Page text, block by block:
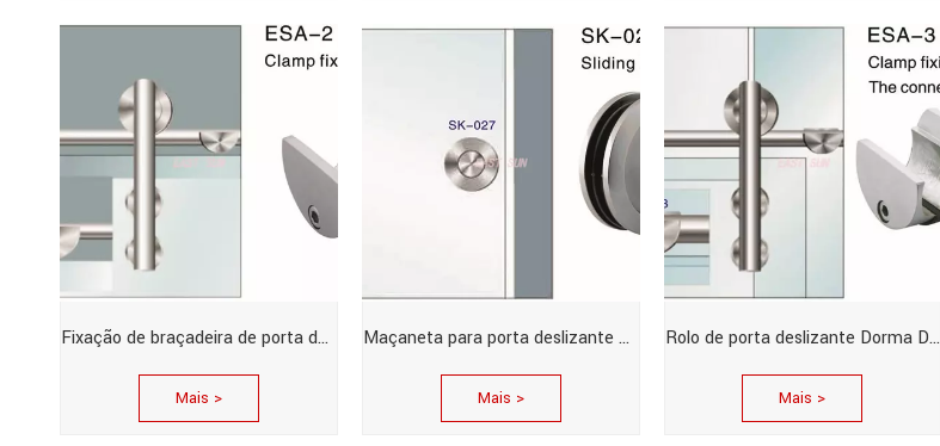
Fixação de braçadeira de porta deslizante para design Dorma de parede
Mais >
Maçaneta para porta deslizante Dorma Design
Mais >
Rolo de porta deslizante Dorma Design
Mais >